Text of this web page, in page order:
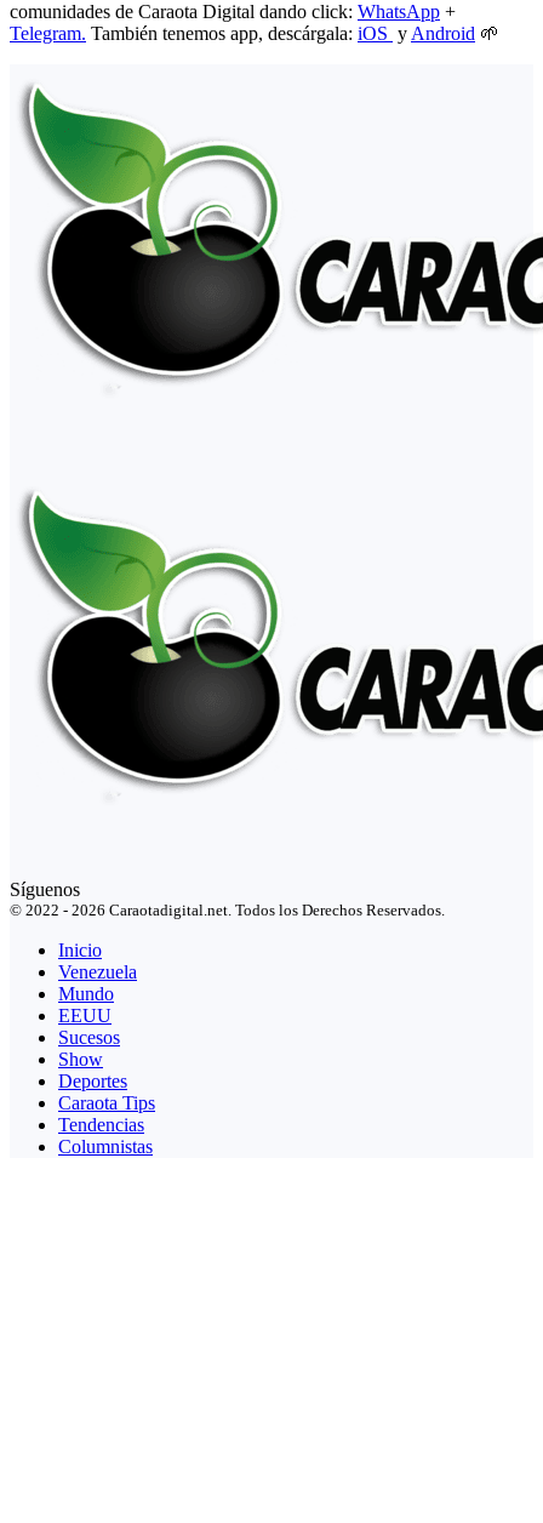
comunidades de Caraota Digital dando click: WhatsApp +
Telegram. También tenemos app, descárgala: iOS y Android 🌱
Síguenos
© 2022 - 2026 Caraotadigital.net. Todos los Derechos Reservados.
Inicio
Venezuela
Mundo
EEUU
Sucesos
Show
Deportes
Caraota Tips
Tendencias
Columnistas